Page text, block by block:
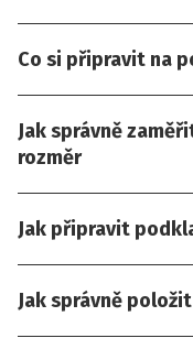
Co si připravit na
Jak správně
rozměr
Jak připravit
Jak správně položit